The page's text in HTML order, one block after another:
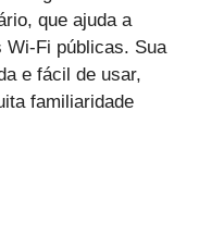
que ajuda a
Wi-Fi públicas. Sua
e fácil de usar,
familiaridade